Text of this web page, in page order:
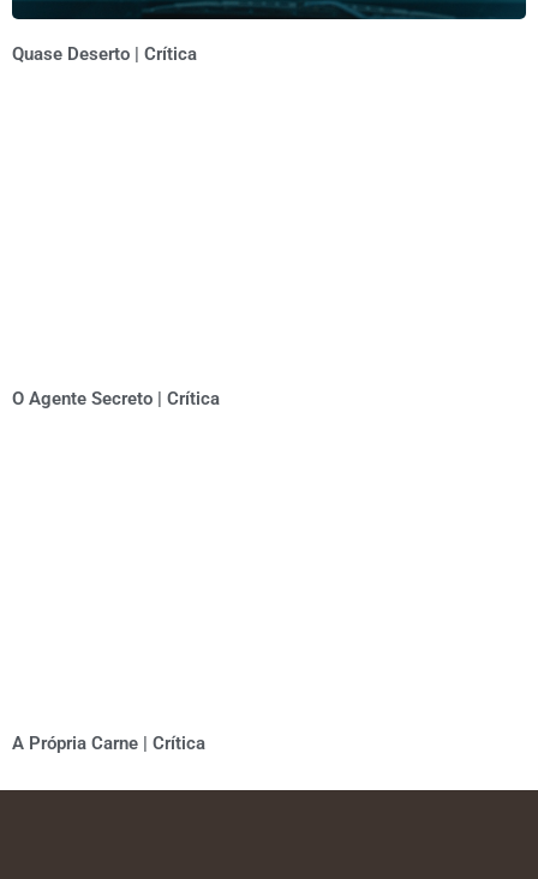
Quase Deserto | Crítica
O Agente Secreto | Crítica
A Própria Carne | Crítica